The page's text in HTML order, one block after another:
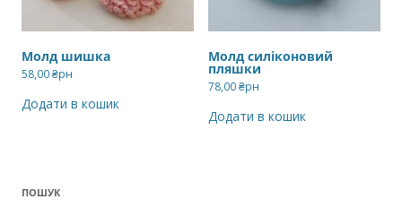
Молд шишка
58,00₴рн
Додати в кошик
Молд силіконовий
пляшки
78,00₴рн
Додати в кошик
ПОШУК